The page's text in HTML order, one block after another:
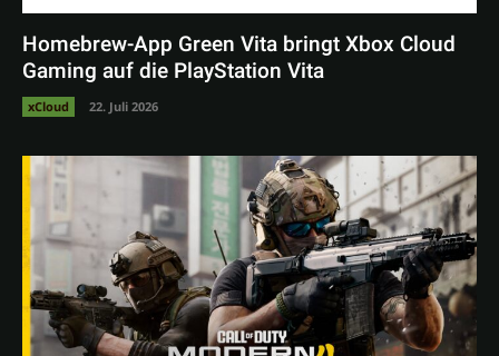
Homebrew-App Green Vita bringt Xbox Cloud
Gaming auf die PlayStation Vita
xCloud 22. Juli 2026